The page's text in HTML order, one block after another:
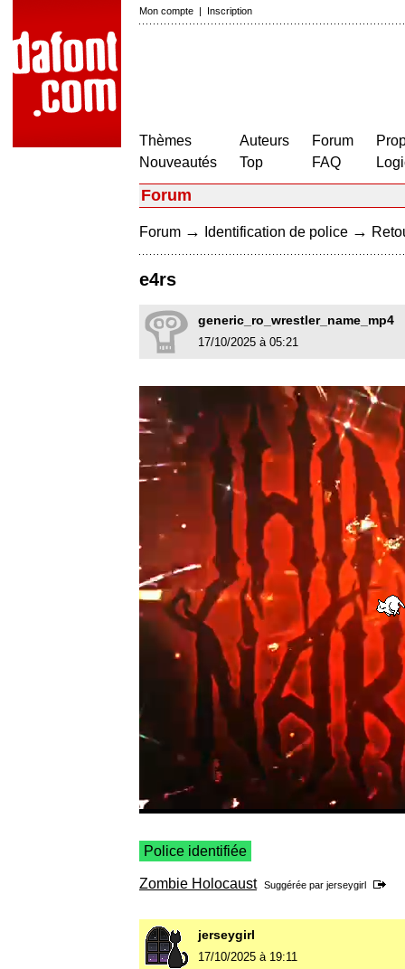
Mon compte | Inscription
Thèmes
Nouveautés
Auteurs
Top
Forum
FAQ
Forum
Forum → Identification de police →
e4rs
generic_ro_wrestler_name_mp4
17/10/2025 à 05:21
Police identifiée
Zombie Holocaust Suggérée par jerseygirl
jerseygirl
17/10/2025 à 19:11